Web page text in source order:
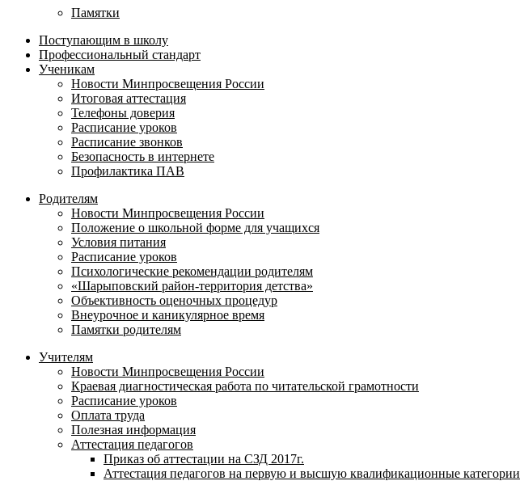
Памятки
Поступающим в школу
Профессиональный стандарт
Ученикам
Новости Минпросвещения России
Итоговая аттестация
Телефоны доверия
Расписание уроков
Расписание звонков
Безопасность в интернете
Профилактика ПАВ
Родителям
Новости Минпросвещения России
Положение о школьной форме для учащихся
Условия питания
Расписание уроков
Психологические рекомендации родителям
«Шарыповский район-территория детства»
Объективность оценочных процедур
Внеурочное и каникулярное время
Памятки родителям
Учителям
Новости Минпросвещения России
Краевая диагностическая работа по читательской грамотности
Расписание уроков
Оплата труда
Полезная информация
Аттестация педагогов
Приказ об аттестации на СЗД 2017г.
Аттестация педагогов на первую и высшую квалификационные категории